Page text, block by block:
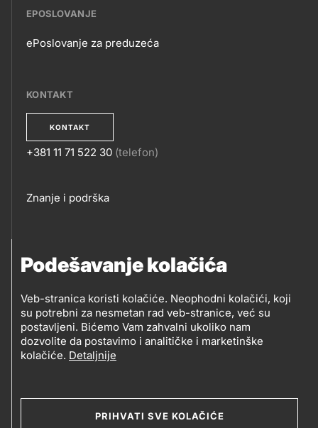
Podešavanje kolačića
Veb-stranica koristi kolačiće. Neophodni kolačići, koji
su potrebni za nesmetan rad veb-stranice, već su
postavljeni. Bićemo Vam zahvalni ukoliko nam
dozvolite da postavimo i analitičke i marketinške
kolačiće. Detaljnije
PRIHVATI SVE KOLAČIĆE
EPOSLOVANJE
ePoslovanje za preduzeća
KONTAKT
KONTAKT
+381 11 71 522 30 (telefon)
Footer
Znanje i podrška
PRATITE
NAS
Petrol d.o.o. Beograd
Zmajeva 12V, 11080 Beograd (Zemun), Srbija